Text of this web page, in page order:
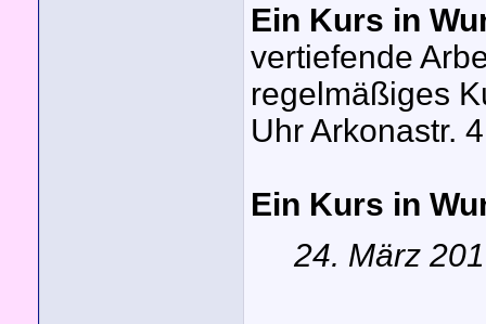
Ein Kurs in
vertiefende
regelmäßiges
Uhr Arkonastr. 4
Ein Kurs in
24. März